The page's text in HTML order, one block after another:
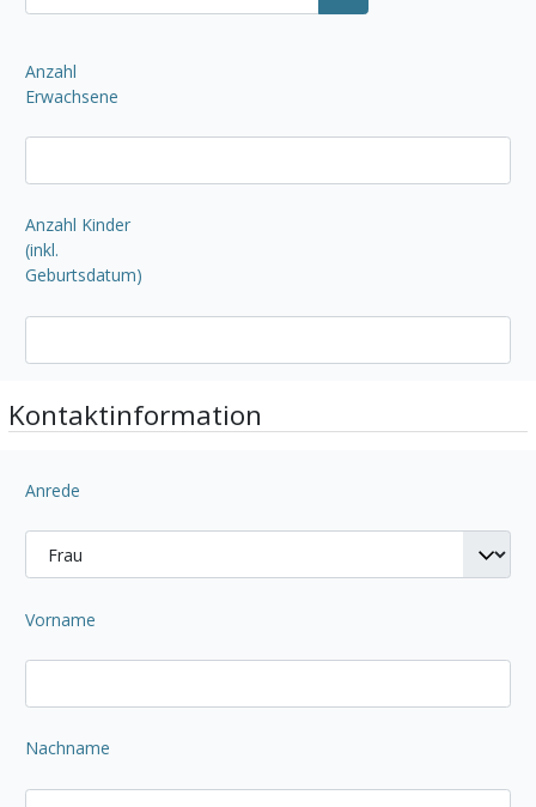
Kalender öffnen
Anzahl
Erwachsene
Anzahl Kinder
(inkl.
Geburtsdatum)
Kontaktinformation
Anrede
Vorname
Nachname